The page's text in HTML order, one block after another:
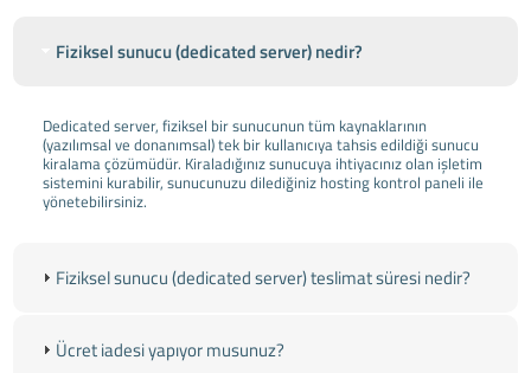
Fiziksel sunucu (dedicated server) nedir?
Dedicated server, fiziksel bir sunucunun tüm kaynaklarının
(yazılımsal ve donanımsal) tek bir kullanıcıya tahsis edildiği sunucu
kiralama çözümüdür. Kiraladığınız sunucuya ihtiyacınız olan işletim
sistemini kurabilir, sunucunuzu dilediğiniz hosting kontrol paneli ile
yönetebilirsiniz.
Fiziksel sunucu (dedicated server) teslimat süresi nedir?
Ücret iadesi yapıyor musunuz?